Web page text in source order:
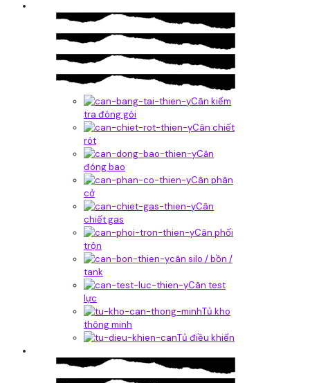
Cân kiểm
tra đóng gói
Cân chiết
rót
Căn
đóng bao
Cân phân
cở
Cân
chiết gas
Cân phối
trộn
cân silo / bồn /
tank
Cân test
lực
Tủ kho
thông minh
Tủ điều khiển